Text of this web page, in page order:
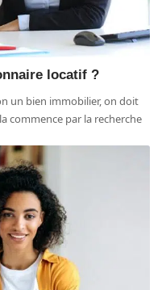
locatif ?
un bien immobilier, on doit
commence par la recherche